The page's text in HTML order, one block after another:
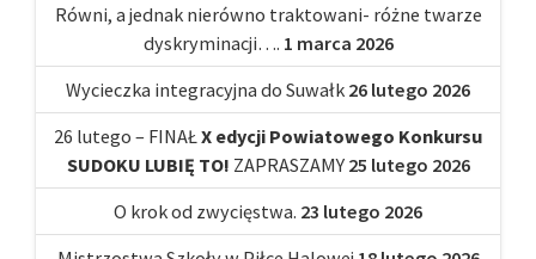
Równi, a jednak nierówno traktowani- różne twarze
dyskryminacji…. 1 marca 2026
Wycieczka integracyjna do Suwałk 26 lutego 2026
26 lutego – FINAŁX edycji Powiatowego Konkursu
SUDOKU LUBIĘ TO! ZAPRASZAMY 25 lutego 2026
O krok od zwycięstwa. 23 lutego 2026